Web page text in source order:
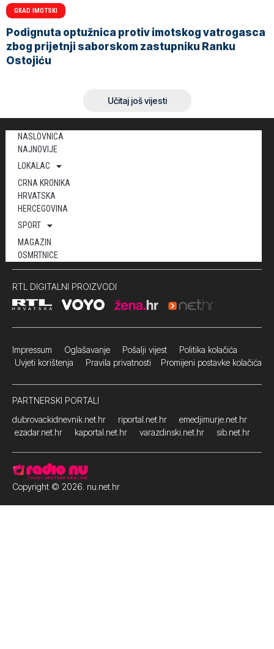
GRAD IMOTSKI
Podignuta optužnica protiv imotskog vatrogasca
zbog prijetnji saborskom zastupniku Ranku
Ostojiću
Učitaj još vijesti
NASLOVNICA
NAJNOVIJE
LOKALAC
CRNA KRONIKA
HRVATSKA
HERCEGOVINA
SPORT
MAGAZIN
OSMRTNICE
RTL DIGITALNI PROIZVODI
Impressum Oglašavanje Pošalji vijest Politika kolačića
Uvjeti korištenja Pravila privatnosti Promijeni postavke kolačića
PARTNERSKI PORTALI
dubrovackidnevnik.net.hr
riportal.net.hr
emedjimurje.net.hr
ezadar.net.hr
kaportal.net.hr varazdinski.net.hr sib.net.hr
Copyright © 2026. nu.net.hr